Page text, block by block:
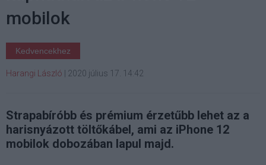
mobilok
Kedvencekhez
Harangi László 2020 július 17. 14:42
Strapabíróbb és prémium érzetűbb lehet az a
harisnyázott töltőkábel, ami az iPhone 12
mobilok dobozában lapul majd.